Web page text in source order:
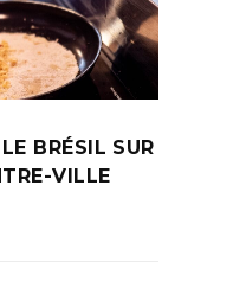
BRÉSIL SUR
VILLE